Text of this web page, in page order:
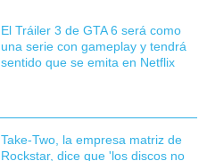
El Tráiler 3 de GTA 6 será como
una serie con gameplay y tendrá
sentido que se emita en Netflix
Take-Two, la empresa matriz de
Rockstar, dice que 'los discos no